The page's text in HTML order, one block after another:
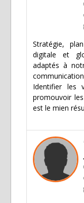
Stratégie,
digitale et
adaptés à
Identifier les
promouvoir
est le mien